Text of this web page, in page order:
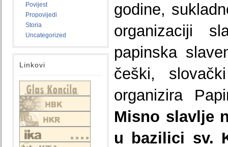
Povijest
Propovijedi
Storia
Uncategorized
Linkovi
godine,
organizaciji
papinska
češki,
organizira
Misno slavlje
u bazilici sv.